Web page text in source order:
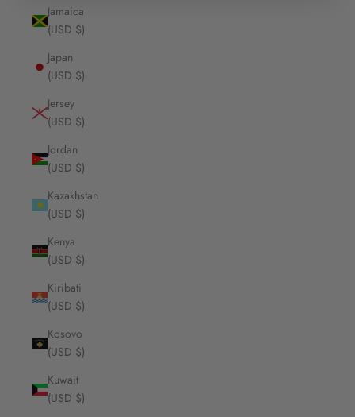
Jamaica
(USD $)
Japan
(USD $)
Jersey
(USD $)
Jordan
(USD $)
Kazakhstan
(USD $)
Kenya
(USD $)
Kiribati
(USD $)
Kosovo
(USD $)
Kuwait
(USD $)